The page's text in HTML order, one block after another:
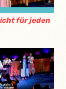
für jeden